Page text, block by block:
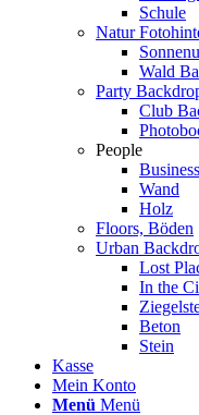
Schule
Natur
Wald
Party
Club
People
Wand
Holz
Floors, Böden
Urban
Lost
In the
Beton
Stein
Kasse
Mein Konto
Menü Menü